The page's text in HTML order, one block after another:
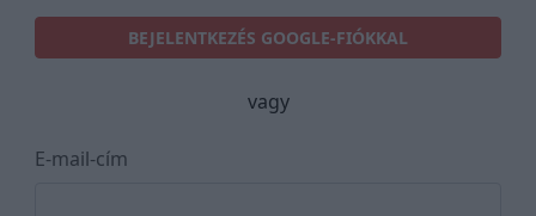
BEJELENTKEZÉS GOOGLE-FIÓKKAL
vagy
E-mail-cím